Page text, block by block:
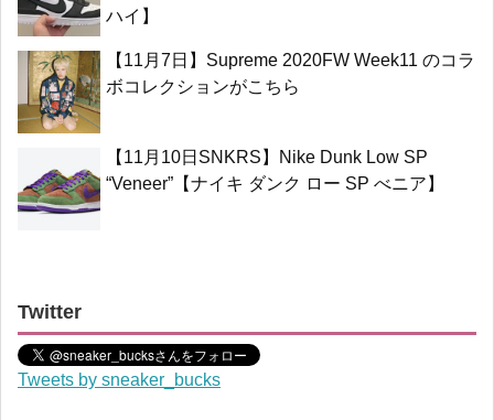
ハイ】
【11月7日】Supreme 2020FW Week11 のコラ
ボコレクションがこちら
【11月10日SNKRS】Nike Dunk Low SP
“Veneer”【ナイキ ダンク ロー SP べニア】
Twitter
Tweets by sneaker_bucks